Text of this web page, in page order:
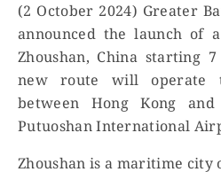
(2 October 2024) Greater
announced the launch of
Zhoushan, China starting
new route will operate
between Hong Kong and
Putuoshan International
Zhoushan is a maritime city